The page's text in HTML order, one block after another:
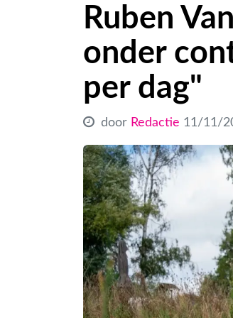
Ruben
onder
per dag"
door Redactie 11/11/